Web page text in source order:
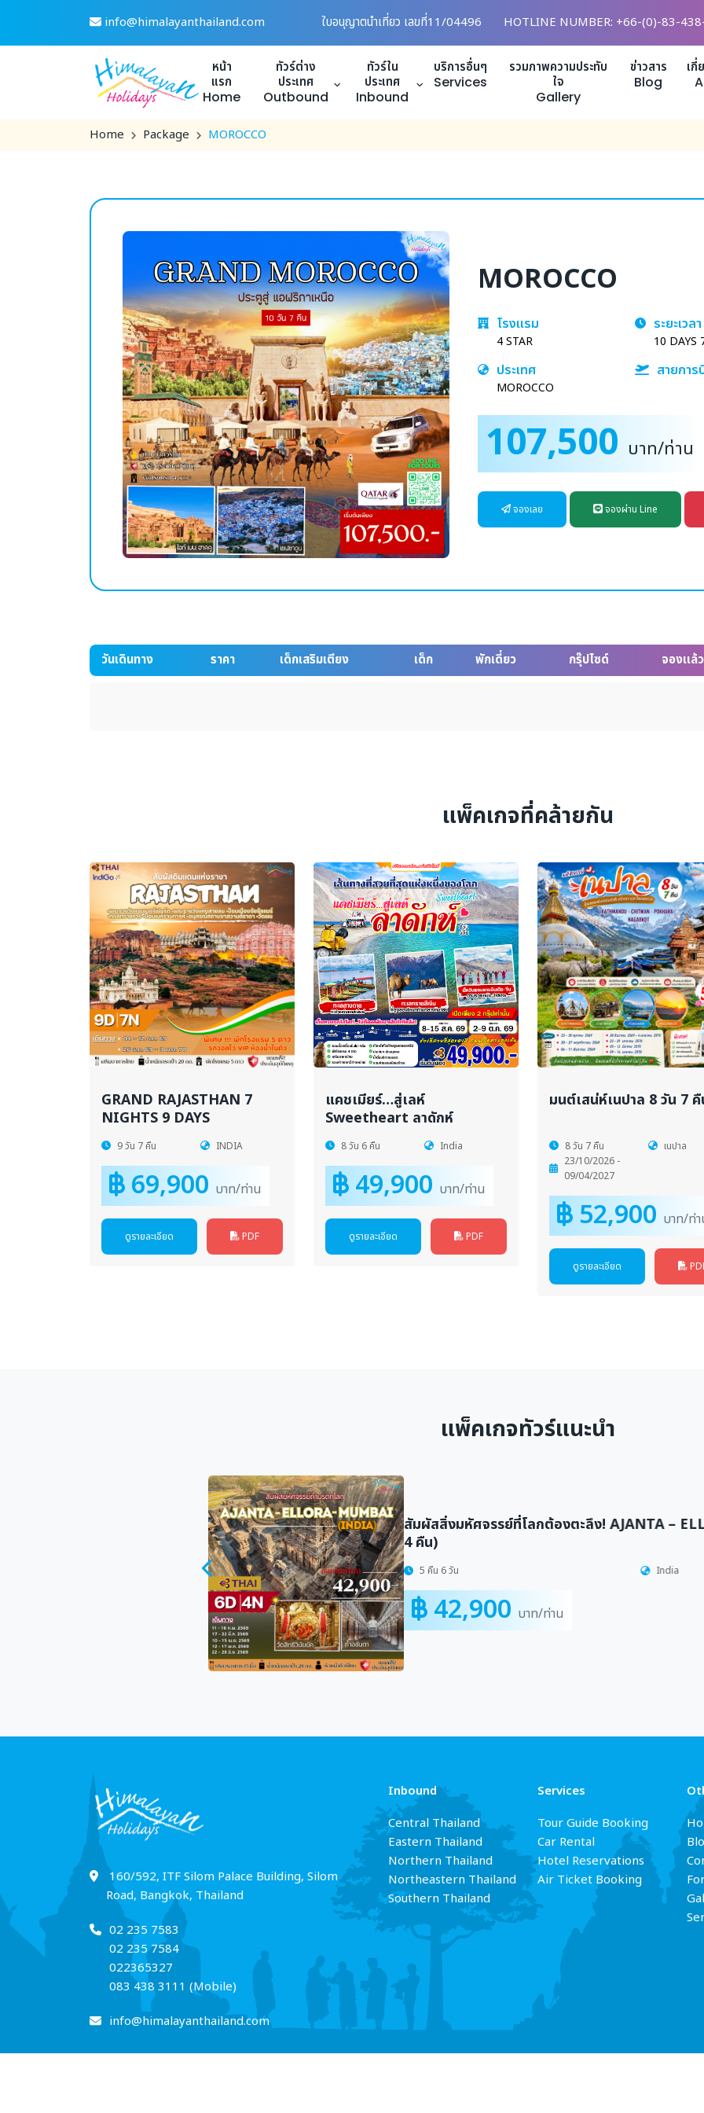
content
info@himalayanthailand.com ใบอนุญาตนำเที่ยว เลขที่11/04496 HOTLINE NUMBER: +66-(0)-83-
หน้า
แรก
Home
ทัวร์ต่าง
ประเทศ
Outbound
ทัวร์ใน
ประเทศ
Inbound
บริการอื่นๆ
Services
รวมภาพความประทับ
ใจ
Gallery
ข่าวสาร
Blog
เกี่
Home Package MOROCCO
MOROCCO
โรงแรม
4 STAR
ระยะเวลา
10 DAYS
ประเทศ
MOROCCO
สายการ
107,500 บาท/ท่าน
จองเลย จองผ่าน Line
วันเดินทาง ราคา เด็กเสริมเตียง เด็ก พักเดี่ยว กรุ๊ปไซด์ จองเเล้ว
แพ็คเกจที่คล้ายกัน
GRAND RAJASTHAN 7
NIGHTS 9 DAYS
9 วัน 7 คืน INDIA
69,900 บาท/ท่าน
ดูรายละเอียด PDF
แคชเมียร์…สู่เลห์
Sweetheart ลาดักห์
8 วัน 6 คืน India
49,900 บาท/ท่าน
ดูรายละเอียด PDF
มนต์เสน่ห์เนปาล 8 วัน 7
8 วัน 7 คืน
เนปาล
23/10/2026 -
09/04/2027
52,900 บาท/ท่
ดูรายละเอียด
แพ็คเกจทัวร์แนะนำ
องตะลึง! AJANTA – ELLORA – MUMBAI (6 วัน GRAND JORDAN
79,900
160/592, ITF Silom Palace Building, Silom
Road, Bangkok, Thailand
02 235 7583
02 235 7584
022365327
083 438 3111 (Mobile)
info@himalayanthailand.com
Inbound
Central Thailand
Eastern Thailand
Northern Thailand
Northeastern Thailand
Southern Thailand
Services
Tour Guide Booking
Car Rental
Hotel Reservations
Air Ticket Booking